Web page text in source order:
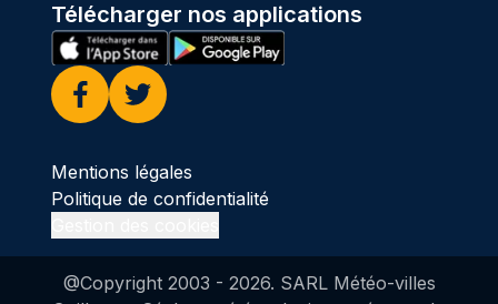
Télécharger nos applications
Facebook
Twitter
Mentions légales
Politique de confidentialité
@Copyright 2003 - 2026. SARL Météo-villes